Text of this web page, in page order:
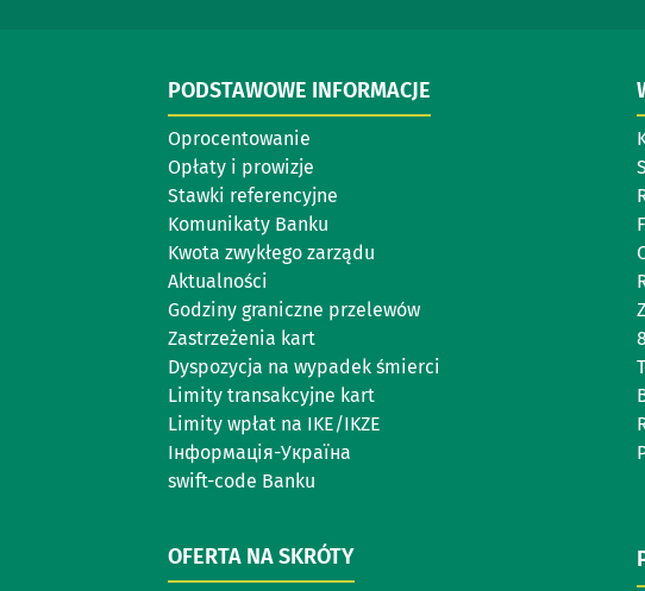
PODSTAWOWE INFORMACJE
Oprocentowanie
Opłaty i prowizje
Stawki referencyjne
Komunikaty Banku
Kwota zwykłego zarządu
Aktualności
Godziny graniczne przelewów
Zastrzeżenia kart
Dyspozycja na wypadek śmierci
Limity transakcyjne kart
Limity wpłat na IKE/IKZE
Інформація-Україна
swift-code Banku
OFERTA NA SKRÓTY